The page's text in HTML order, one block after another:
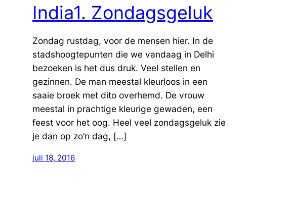
India1. Zondagsgeluk
Zondag rustdag, voor de mensen hier. In de
stadshoogtepunten die we vandaag in Delhi
bezoeken is het dus druk. Veel stellen en
gezinnen. De man meestal kleurloos in een
saaie broek met dito overhemd. De vrouw
meestal in prachtige kleurige gewaden, een
feest voor het oog. Heel veel zondagsgeluk zie
je dan op zo’n dag, […]
juli 18, 2016